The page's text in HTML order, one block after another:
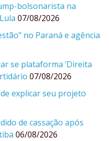
bolsonarista na
07/08/2026
no Paraná e agência
se plataforma ‘Direita
07/08/2026
explicar seu projeto
de cassação após
06/08/2026